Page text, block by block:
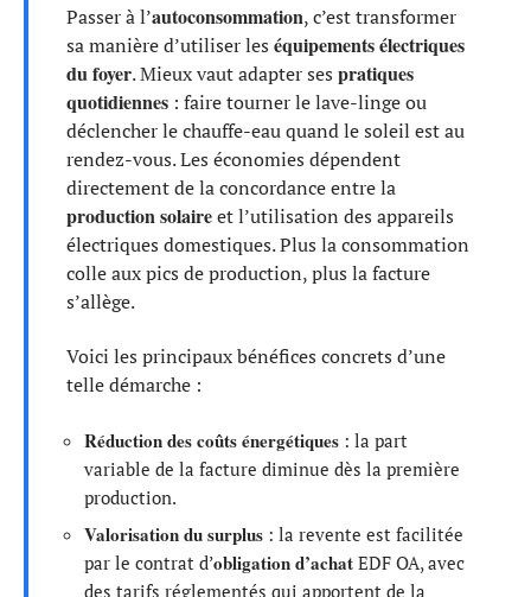
Passer à l’autoconsommation, c’est transformer
sa manière d’utiliser les équipements électriques
du foyer. Mieux vaut adapter ses pratiques
quotidiennes : faire tourner le lave-linge ou
déclencher le chauffe-eau quand le soleil est au
rendez-vous. Les économies dépendent
directement de la concordance entre la
production solaireet l’utilisation des appareils
électriques domestiques. Plus la consommation
colle aux pics de production, plus la facture
s’allège.
Voici les principaux bénéfices concrets d’une
telle démarche :
Réduction des coûts énergétiques : la part
variable de la facture diminue dès la première
production.
Valorisation du surplus : la revente est facilitée
par le contrat d’obligation d’achat EDF OA, avec
des tarifs réglementés qui apportent de la